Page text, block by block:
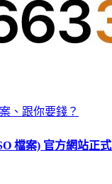
、跟你要錢？
檔案) 官方網站正